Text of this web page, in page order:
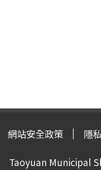
網站安全政策 隱
Taoyuan Municipal